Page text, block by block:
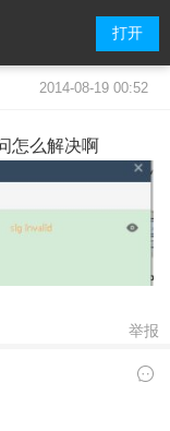
打开
2014-08-19 00:52
怎么解决啊
举报